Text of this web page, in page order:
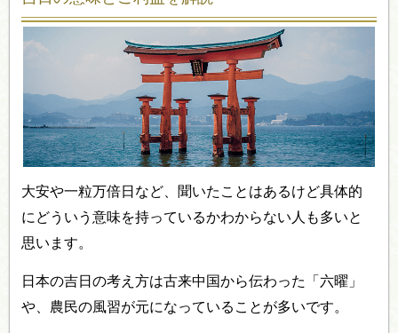
大安や一粒万倍日など、聞いたことはあるけど具体的
にどういう意味を持っているかわからない人も多いと
思います。
日本の吉日の考え方は古来中国から伝わった「六曜」
や、農民の風習が元になっていることが多いです。